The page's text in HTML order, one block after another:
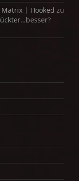
| Hooked zu